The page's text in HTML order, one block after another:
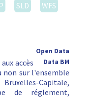
SLD
WFS
Open Data
Data BM
accès
non sur l'ensemble
Capitale,
de réglement,